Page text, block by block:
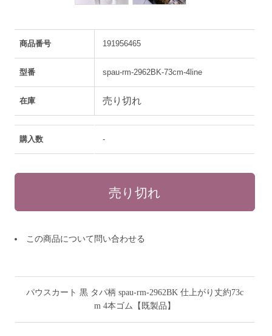
商品番号 191956465
型番 spau-rm-2962BK-73cm-4line
在庫 売り切れ
購入数 -
この商品について問い合わせる
パウスカート 黒 タパ柄 spau-rm-2962BK 仕上がり丈約73c
m 4本ゴム【既製品】